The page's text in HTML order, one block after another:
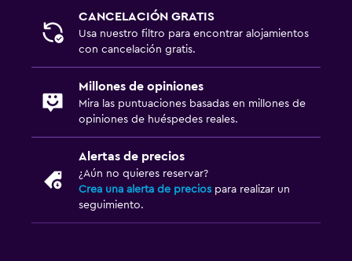
CANCELACIÓN GRATIS
Usa nuestro filtro para encontrar alojamientos
con cancelación gratis.
Millones de opiniones
Mira las puntuaciones basadas en millones de
opiniones de huéspedes reales.
Alertas de precios
¿Aún no quieres reservar?
Crea una alerta de precios para realizar un
seguimiento.